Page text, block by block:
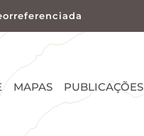
MAPAS PUBLICAÇÕES